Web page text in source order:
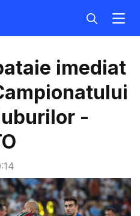
imediat
-